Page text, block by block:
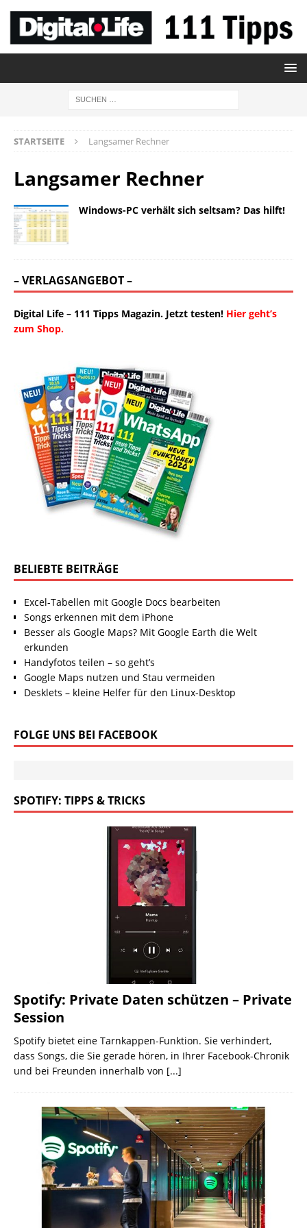
STARTSEITE Langsamer Rechner
Langsamer Rechner
Windows-PC verhält sich seltsam? Das hilft!
– VERLAGSANGEBOT –
Digital Life – 111 Tipps Magazin. Jetzt testen! Hier geht’s
zum Shop.
BELIEBTE BEITRÄGE
Excel-Tabellen mit Google Docs bearbeiten
Songs erkennen mit dem iPhone
Besser als Google Maps? Mit Google Earth die Welt
erkunden
Handyfotos teilen – so geht’s
Google Maps nutzen und Stau vermeiden
Desklets – kleine Helfer für den Linux-Desktop
FOLGE UNS BEI FACEBOOK
SPOTIFY: TIPPS & TRICKS
Spotify: Private Daten schützen – Private
Session
Spotify bietet eine Tarnkappen-Funktion. Sie verhindert,
dass Songs, die Sie gerade hören, in Ihrer Facebook-Chronik
und bei Freunden innerhalb von [...]